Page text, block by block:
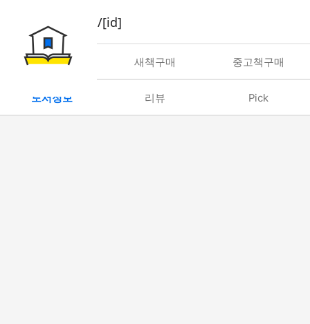
book/rent/[id]
대여 새책구매 중고책구매
도서정보 리뷰 Pick